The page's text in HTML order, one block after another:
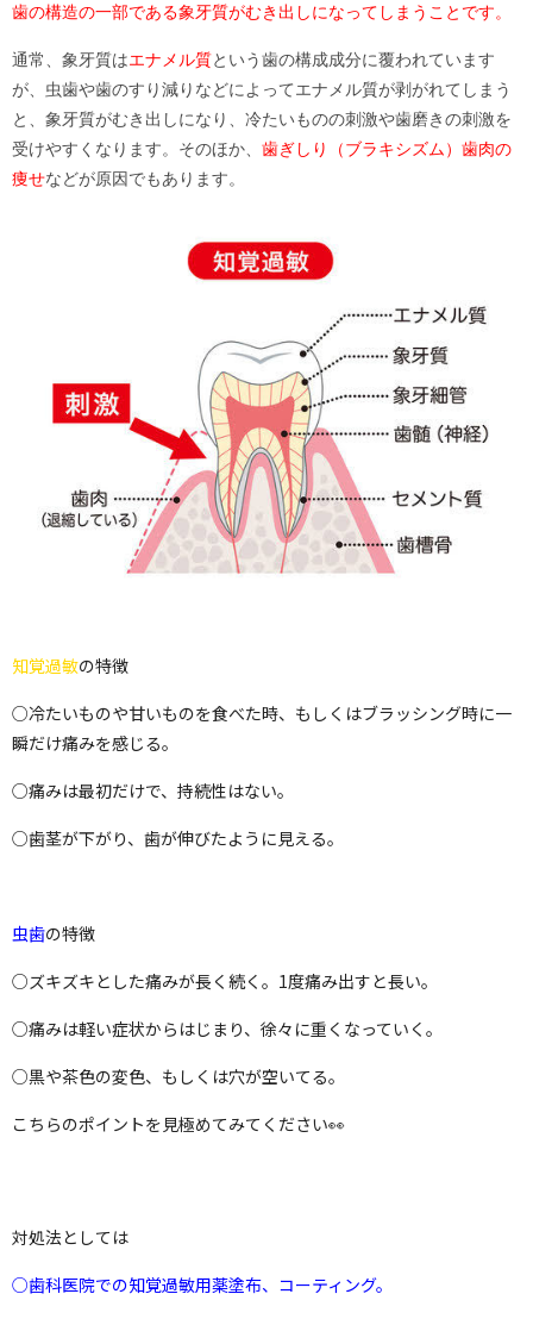
歯の構造の一部である象牙質がむき出しになってしまうことです。
通常、象牙質はエナメル質という歯の構成成分に覆われています
が、虫歯や歯のすり減りなどによってエナメル質が剥がれてしまう
と、象牙質がむき出しになり、冷たいものの刺激や歯磨きの刺激を
受けやすくなります。そのほか、 歯ぎしり（ブラキシズム）歯肉の
痩せなどが原因でもあります。
知覚過敏の特徴
○冷たいものや甘いものを食べた時、もしくはブラッシング時に一
瞬だけ痛みを感じる。
○痛みは最初だけで、持続性はない。
○歯茎が下がり、歯が伸びたように見える。
虫歯の特徴
○ズキズキとした痛みが長く続く。1度痛み出すと長い。
○痛みは軽い症状からはじまり、徐々に重くなっていく。
○黒や茶色の変色、もしくは穴が空いてる。
こちらのポイントを見極めてみてください👀
対処法としては
○歯科医院での知覚過敏用薬塗布、コーティング。